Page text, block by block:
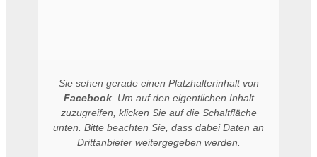
Sie sehen gerade einen Platzhalterinhalt von
Facebook. Um auf den eigentlichen Inhalt
zuzugreifen, klicken Sie auf die Schaltfläche
unten. Bitte beachten Sie, dass dabei Daten an
Drittanbieter weitergegeben werden.